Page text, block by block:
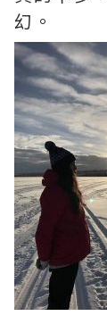
幻。